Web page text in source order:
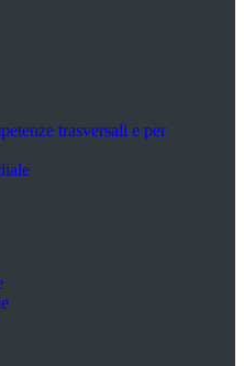
trasversali e per